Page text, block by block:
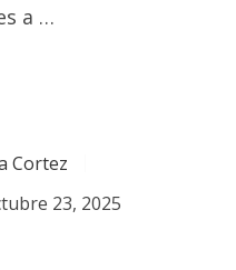
a …
Cortez
23, 2025